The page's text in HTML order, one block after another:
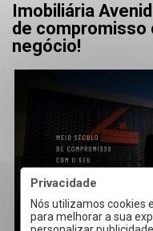
Privacidade
Nós utilizamos cookies
para melhorar a sua
Imobiliária
de compromisso
negócio!